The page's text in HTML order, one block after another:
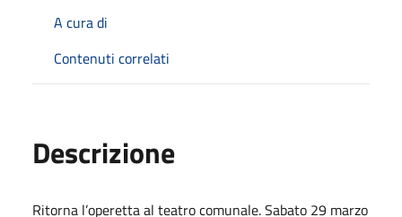
A cura di
Contenuti correlati
Descrizione
Ritorna l’operetta al teatro comunale. Sabato 29 marzo